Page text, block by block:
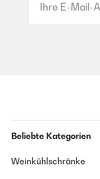
Beliebte Kategorien
Weinkühlschränke